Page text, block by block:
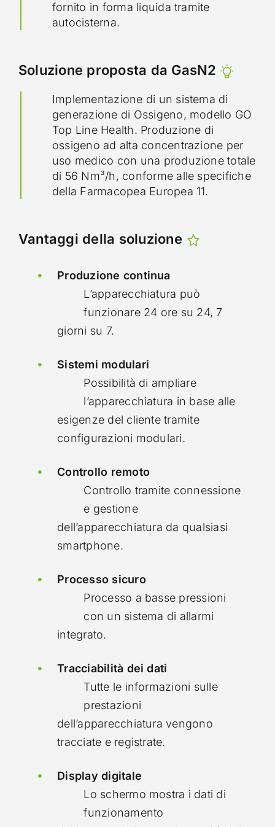
fornito in forma liquida tramite
autocisterna.
Soluzione proposta da GasN2
Implementazione di un sistema di
generazione di Ossigeno, modello GO
Top Line Health. Produzione di
ossigeno ad alta concentrazione per
uso medico con una produzione totale
di 56 Nm³/h, conforme alle specifiche
della Farmacopea Europea 11.
Vantaggi della soluzione
Produzione continua
L’apparecchiatura può
funzionare 24 ore su 24, 7
giorni su 7.
Sistemi modulari
Possibilità di ampliare
l’apparecchiatura in base alle
esigenze del cliente tramite
configurazioni modulari.
Controllo remoto
Controllo tramite connessione
e gestione
dell’apparecchiatura da qualsiasi
smartphone.
Processo sicuro
Processo a basse pressioni
con un sistema di allarmi
integrato.
Tracciabilità dei dati
Tutte le informazioni sulle
prestazioni
dell’apparecchiatura vengono
tracciate e registrate.
Display digitale
Lo schermo mostra i dati di
funzionamento